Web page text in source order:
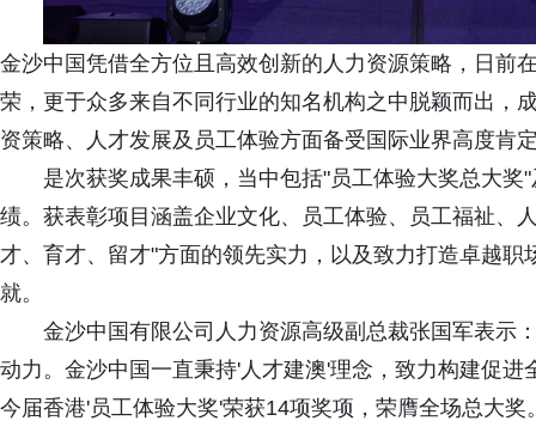
金沙中国凭借全方位且高效创新的人力资源策略，日前
荣，更于众多来自不同行业的知名机构之中脱颖而出，
资策略、人才发展及员工体验方面备受国际业界高度肯
是次获奖成果丰硕，当中包括"员工体验大奖总大
绩。获表彰项目涵盖企业文化、员工体验、员工福祉、
才、育才、留才"方面的领先实力，以及致力打造卓越
就。
金沙中国有限公司人力资源高级副总裁张国军表示
动力。金沙中国一直秉持'人才建澳'理念，致力构建促
今届香港'员工体验大奖'荣获14项奖项，荣膺全场总大